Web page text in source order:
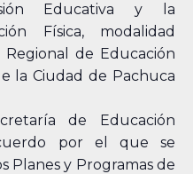
Educativa y la
Física, modalidad
de Educación
la Ciudad de Pachuca
de Educación
por el que se
Planes y Programas de